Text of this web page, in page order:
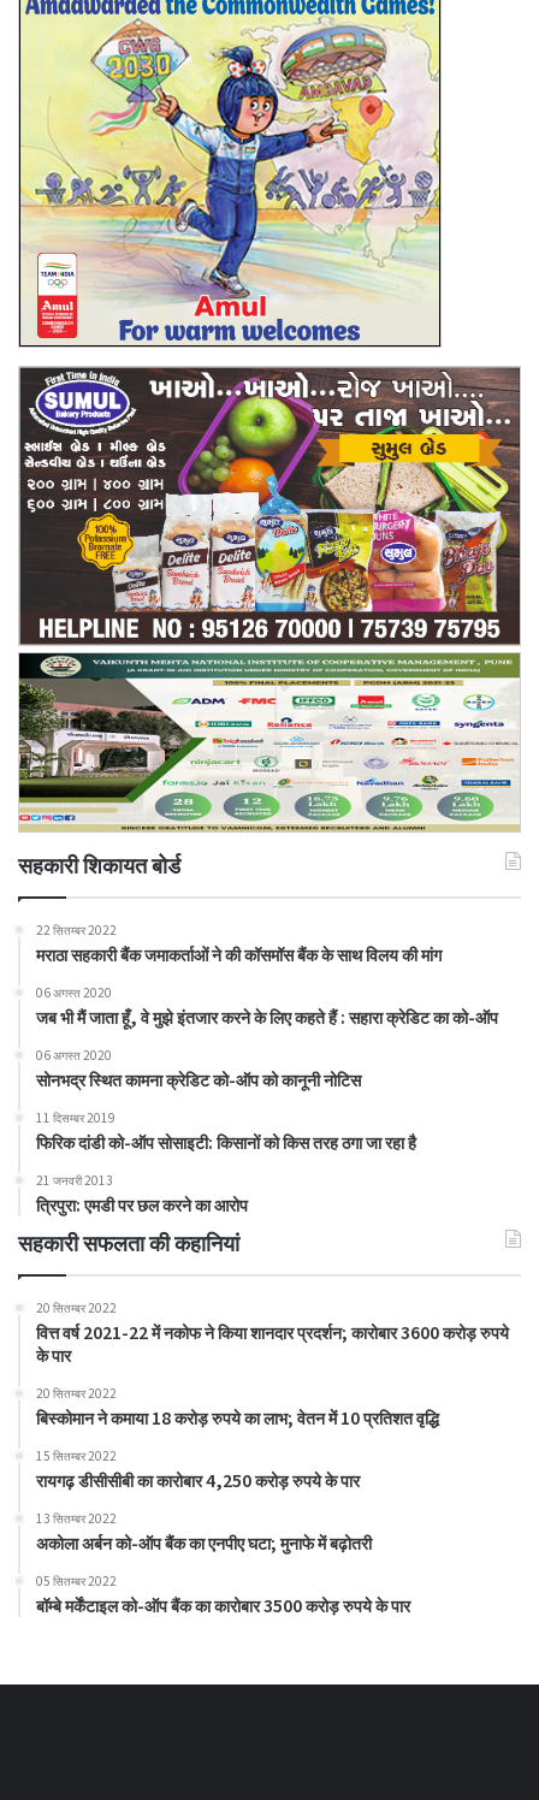
सहकारी शिकायत बोर्ड
22 सितम्बर 2022
मराठा सहकारी बैंक जमाकर्ताओं ने की कॉसमॉस बैंक के साथ विलय की मांग
06 अगस्त 2020
जब भी मैं जाता हूँ, वे मुझे इंतजार करने के लिए कहते हैं : सहारा क्रेडिट का को-ऑप
06 अगस्त 2020
सोनभद्र स्थित कामना क्रेडिट को-ऑप को कानूनी नोटिस
11 दिसम्बर 2019
फिरिक दांडी को-ऑप सोसाइटी: किसानों को किस तरह ठगा जा रहा है
21 जनवरी 2013
त्रिपुरा: एमडी पर छल करने का आरोप
सहकारी सफलता की कहानियां
20 सितम्बर 2022
वित्त वर्ष 2021-22 में नकोफ ने किया शानदार प्रदर्शन; कारोबार 3600 करोड़ रुपये
के पार
20 सितम्बर 2022
बिस्कोमान ने कमाया 18 करोड़ रुपये का लाभ; वेतन में 10 प्रतिशत वृद्धि
15 सितम्बर 2022
रायगढ़ डीसीसीबी का कारोबार 4,250 करोड़ रुपये के पार
13 सितम्बर 2022
अकोला अर्बन को-ऑप बैंक का एनपीए घटा; मुनाफे में बढ़ोतरी
05 सितम्बर 2022
बॉम्बे मर्केंटाइल को-ऑप बैंक का कारोबार 3500 करोड़ रुपये के पार